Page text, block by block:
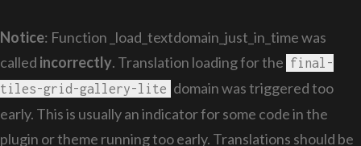
Notice: Function _load_textdomain_just_in_time was
called incorrectly. Translation loading for the final-
tiles-grid-gallery-lite domain was triggered too
early. This is usually an indicator for some code in the
plugin or theme running too early. Translations should be